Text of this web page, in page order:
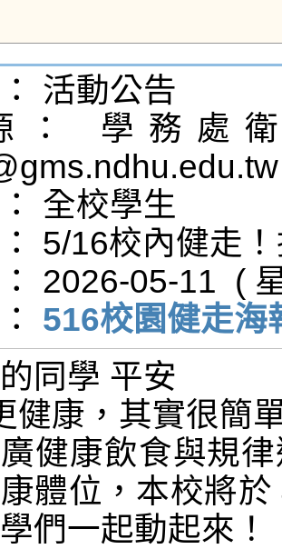
活動公告
： 學務處
全校學生
5/16校內健走
2026-05-11  (
516校園健走海
同學 平安
健康飲食與規
體位，本校將
們一起動起來！